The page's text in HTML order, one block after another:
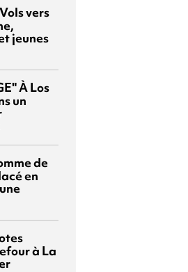
Vols vers
jeunes
À Los
un
de
en
à La